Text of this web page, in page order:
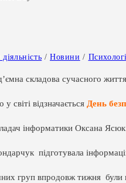
/ Новини /
складова сучасного
світі відзначається День
інформатики Оксана
підготувала
груп впродовж тижня